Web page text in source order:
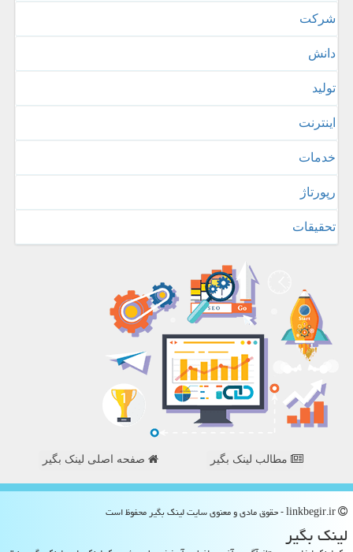
شركت
دانش
تولید
اینترنت
خدمات
رپورتاژ
تحقیقات
مطالب لینک بگیر صفحه اصلی لینک بگیر
لینك بگیر